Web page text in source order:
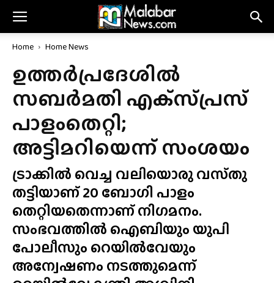
Home Home News
ഉത്തർപ്രദേശിൽ
സബർമതി എക്‌സ്‌പ്രസ്‌
പാളംതെറ്റി;
അട്ടിമറിയെന്ന് സംശയം
ട്രാക്കിൽ വെച്ച വലിയൊരു വസ്‌തു
തട്ടിയാണ് 20 ബോഗി പാളം
തെറ്റിയതെന്നാണ് നിഗമനം.
സംഭവത്തിൽ ഐബിയും യുപി
പോലീസും റെയിൽവേയും
അന്വേഷണം നടത്തുമെന്ന്